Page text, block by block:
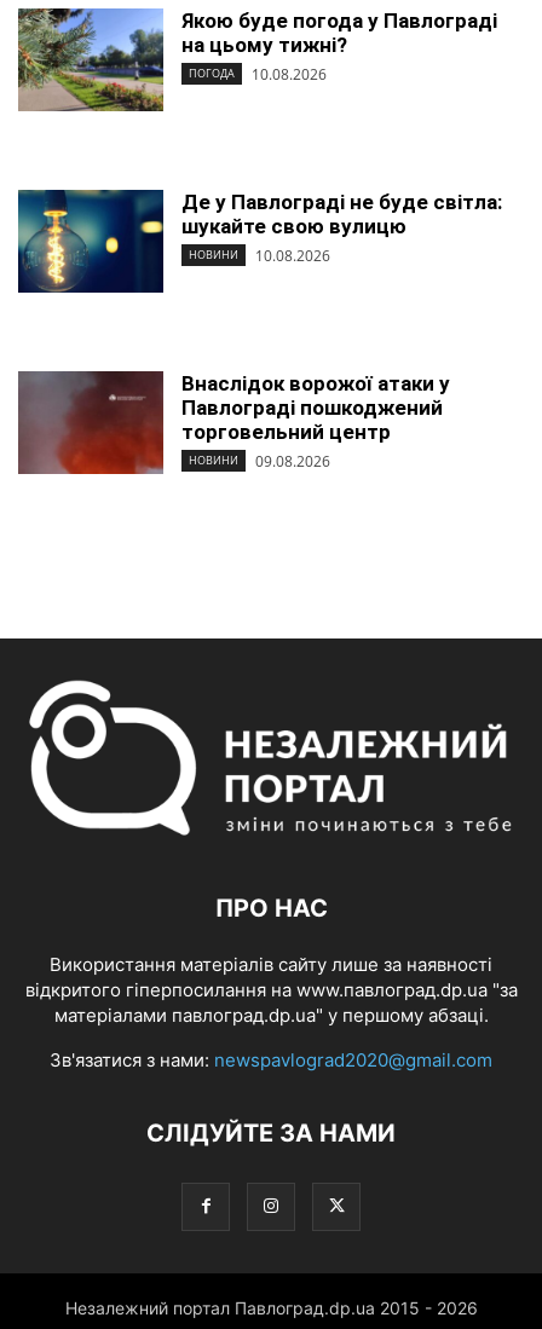
Якою буде погода у Павлограді
на цьому тижні?
ПОГОДА 10.08.2026
Де у Павлограді не буде світла:
шукайте свою вулицю
НОВИНИ 10.08.2026
Внаслідок ворожої атаки у
Павлограді пошкоджений
торговельний центр
НОВИНИ 09.08.2026
ПРО НАС
Використання матеріалів сайту лише за наявності
відкритого гіперпосилання на www.павлоград.dp.ua "за
матеріалами павлоград.dp.ua" у першому абзаці.
Зв'язатися з нами: newspavlograd2020@gmail.com
СЛІДУЙТЕ ЗА НАМИ
Незалежний портал Павлоград.dp.ua 2015 - 2026